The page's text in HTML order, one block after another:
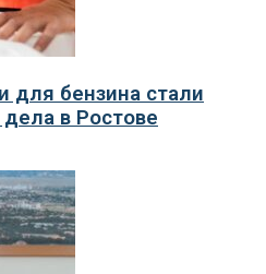
для бензина стали
в Ростове